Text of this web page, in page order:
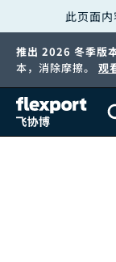
此页面内
推出 2026 冬季版
本，消除摩擦。
观